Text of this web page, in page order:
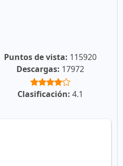
Puntos de vista: 115920
Descargas: 17972
Clasificación: 4.1